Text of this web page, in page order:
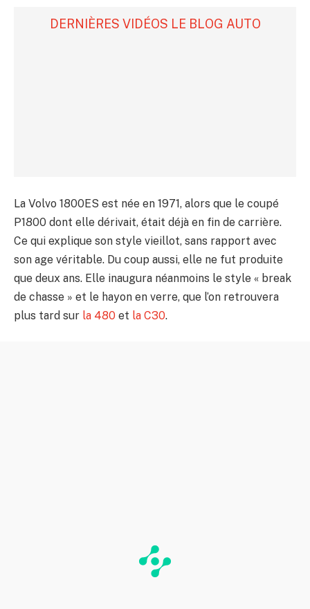
DERNIÈRES VIDÉOS LE BLOG AUTO
La Volvo 1800ES est née en 1971, alors que le coupé
P1800 dont elle dérivait, était déjà en fin de carrière.
Ce qui explique son style vieillot, sans rapport avec
son age véritable. Du coup aussi, elle ne fut produite
que deux ans. Elle inaugura néanmoins le style « break
de chasse » et le hayon en verre, que l’on retrouvera
plus tard sur la 480 et la C30.